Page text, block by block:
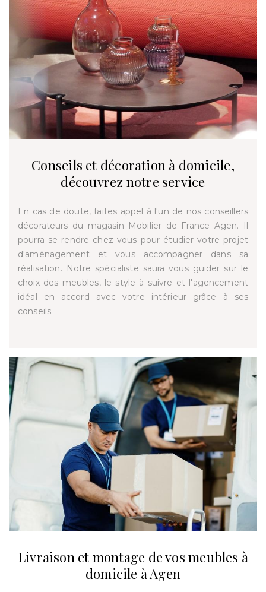
Conseils et décoration à domicile,
découvrez notre service
En cas de doute, faites appel à l'un de nos conseillers
décorateurs du magasin Mobilier de France Agen. Il
pourra se rendre chez vous pour étudier votre projet
d'aménagement et vous accompagner dans sa
réalisation. Notre spécialiste saura vous guider sur le
choix des meubles, le style à suivre et l'agencement
idéal en accord avec votre intérieur grâce à ses
conseils.
Livraison et montage de vos meubles à
domicile à Agen